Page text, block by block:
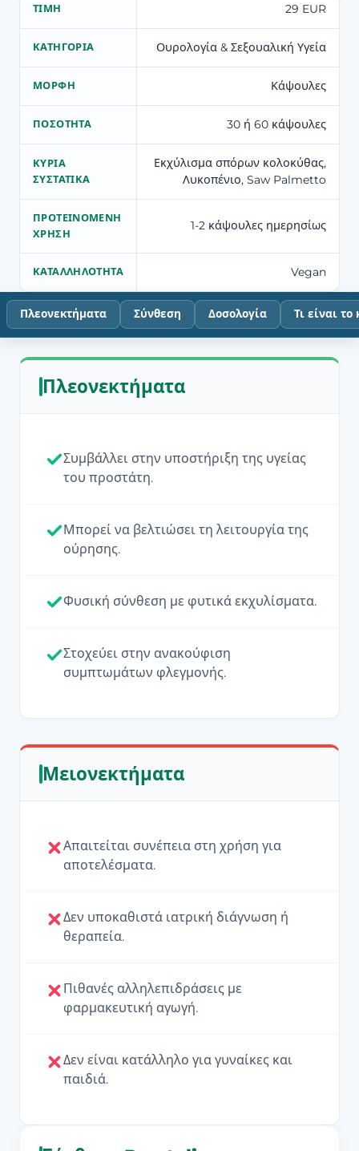
ΤΙΜΉ 29 EUR
ΚΑΤΗΓΟΡΊΑ Ουρολογία & Σεξουαλική Υγεία
ΜΟΡΦΉ Κάψουλες
ΠΟΣΌΤΗΤΑ 30 ή 60 κάψουλες
ΚΎΡΙΑ
ΣΥΣΤΑΤΙΚΆ
Εκχύλισμα σπόρων κολοκύθας,
Λυκοπένιο, Saw Palmetto
ΠΡΟΤΕΙΝΌΜΕΝΗ
ΧΡΉΣΗ
1-2 κάψουλες ημερησίως
ΚΑΤΑΛΛΗΛΌΤΗΤΑ Vegan
Πλεονεκτήματα Σύνθεση Δοσολογία Τι είναι
Πλεονεκτήματα
Συμβάλλει στην υποστήριξη της υγείας
του προστάτη.
Μπορεί να βελτιώσει τη λειτουργία της
ούρησης.
Φυσική σύνθεση με φυτικά εκχυλίσματα.
Στοχεύει στην ανακούφιση
συμπτωμάτων φλεγμονής.
Μειονεκτήματα
Απαιτείται συνέπεια στη χρήση για
αποτελέσματα.
Δεν υποκαθιστά ιατρική διάγνωση ή
θεραπεία.
Πιθανές αλληλεπιδράσεις με
φαρμακευτική αγωγή.
Δεν είναι κατάλληλο για γυναίκες και
παιδιά.